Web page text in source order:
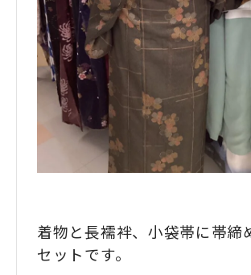
着物と長襦袢、小袋帯に帯締
セットです。